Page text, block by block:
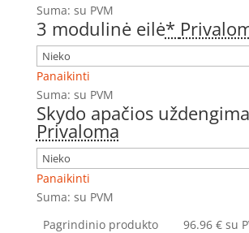
Suma: su PVM
3 modulinė eilė*
Panaikinti
Suma: su PVM
Skydo apačios
Privaloma
Panaikinti
Suma: su PVM
Pagrindinio produkto
96.96 € su